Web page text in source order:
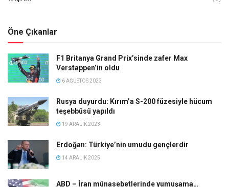
Öne Çıkanlar
F1 Britanya Grand Prix’sinde zafer Max
Verstappen’in oldu
6 AĞUSTOS 2023
Rusya duyurdu: Kırım’a S-200 füzesiyle hücum
teşebbüsü yapıldı
19 ARALIK 2023
Erdoğan: Türkiye’nin umudu gençlerdir
14 ARALIK 2025
ABD – İran münasebetlerinde yumuşama…